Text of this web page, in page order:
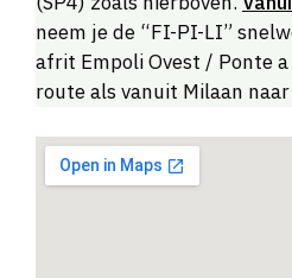
neem je de “FI-PI-LI”
afrit Empoli Ovest / Ponte
route als vanuit Milaan